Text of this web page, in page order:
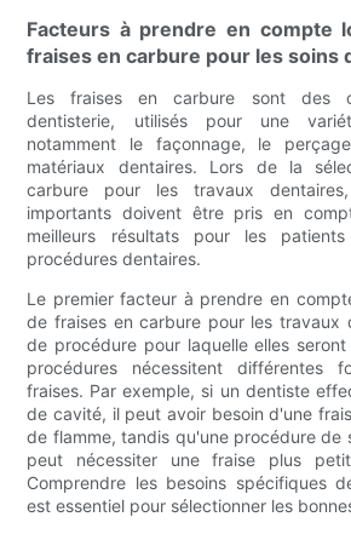
Facteurs à prendre en compte
fraises en carbure pour les soins
Les fraises en carbure sont des
dentisterie, utilisés pour une
notamment le façonnage, le
matériaux dentaires. Lors de la
carbure pour les travaux
importants doivent être pris en
meilleurs résultats pour les
procédures dentaires.
Le premier facteur à prendre en
de fraises en carbure pour les travaux
de procédure pour laquelle elles
procédures nécessitent différentes
fraises. Par exemple, si un dentiste
de cavité, il peut avoir besoin d'une
de flamme, tandis qu'une procédure de
peut nécessiter une fraise plus
Comprendre les besoins spécifiques
est essentiel pour sélectionner les